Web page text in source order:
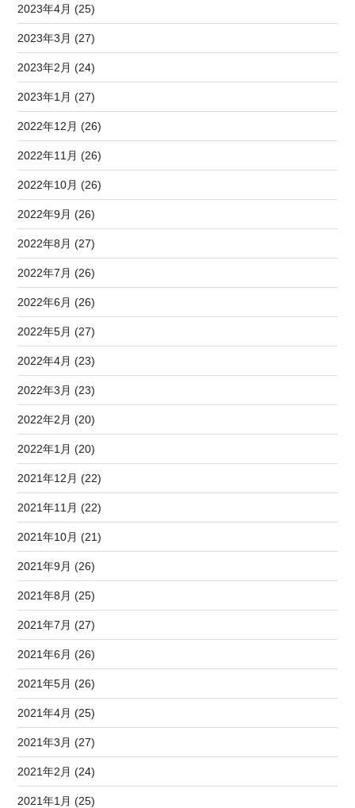
2023年4月 (25)
2023年3月 (27)
2023年2月 (24)
2023年1月 (27)
2022年12月 (26)
2022年11月 (26)
2022年10月 (26)
2022年9月 (26)
2022年8月 (27)
2022年7月 (26)
2022年6月 (26)
2022年5月 (27)
2022年4月 (23)
2022年3月 (23)
2022年2月 (20)
2022年1月 (20)
2021年12月 (22)
2021年11月 (22)
2021年10月 (21)
2021年9月 (26)
2021年8月 (25)
2021年7月 (27)
2021年6月 (26)
2021年5月 (26)
2021年4月 (25)
2021年3月 (27)
2021年2月 (24)
2021年1月 (25)